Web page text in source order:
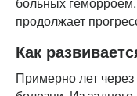
продолжает
Как
Примерно лет